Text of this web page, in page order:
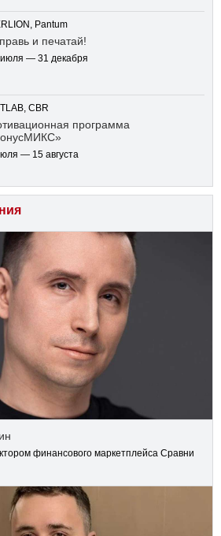
Pantum
и печатай!
— 31 декабря
CBR
программа
— 15 августа
финансового маркетплейса Сравни